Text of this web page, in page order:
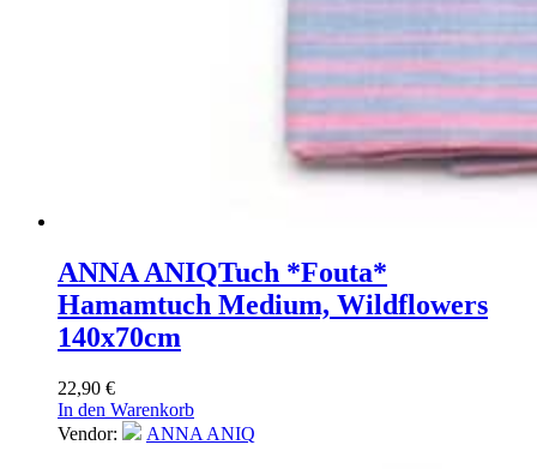
ANNA ANIQTuch *Fouta*
Hamamtuch Medium, Wildflowers
140x70cm
22,90 €
In den Warenkorb
Vendor:
ANNA ANIQ